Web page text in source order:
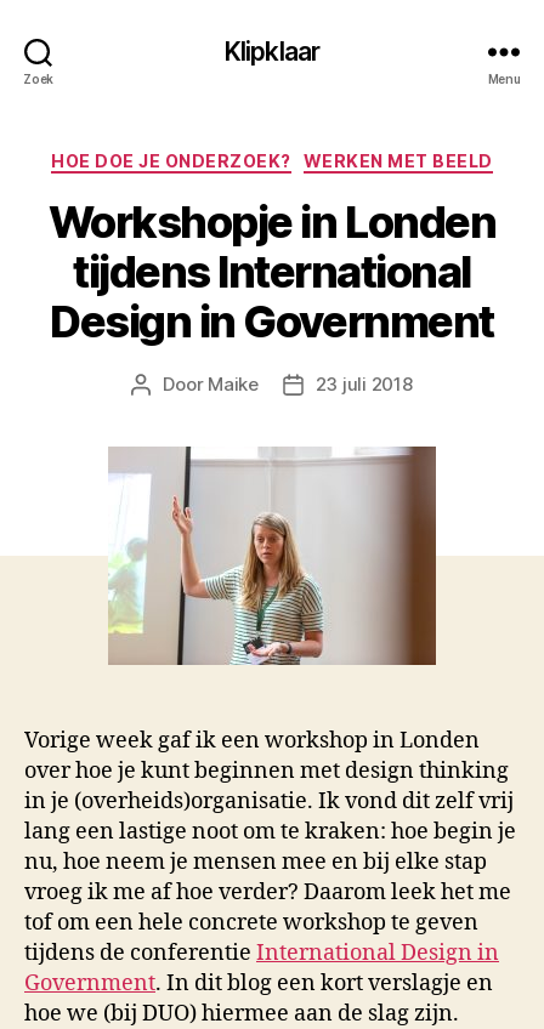
Zoek
Klipklaar
Menu
Categorieën
HOE DOE JE ONDERZOEK? WERKEN MET BEELD
Workshopje in Londen
tijdens International
Design in Government
Berichtauteur
Door Maike Berichtdatum
23 juli 2018
Vorige week gaf ik een workshop in Londen
over hoe je kunt beginnen met design thinking
in je (overheids)organisatie. Ik vond dit zelf vrij
lang een lastige noot om te kraken: hoe begin je
nu, hoe neem je mensen mee en bij elke stap
vroeg ik me af hoe verder? Daarom leek het me
tof om een hele concrete workshop te geven
tijdens de conferentie International Design in
Government. In dit blog een kort verslagje en
hoe we (bij DUO) hiermee aan de slag zijn.